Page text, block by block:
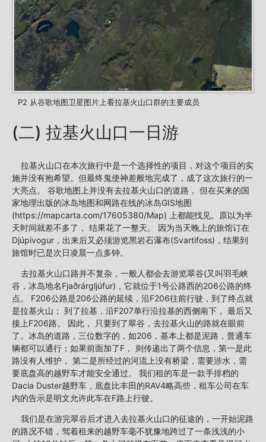
P2 从谷歌地图卫星图片上看拉基火山口群的主要成员
(二) 拉基火山口一日游
拉基火山口在本次旅行中是一个选择性的项目，对这个项目的实
施并没有抱希望。但最终鬼使神差般地完成了，成了这次旅行的一
大亮点。 谷歌地图上并没有去拉基火山口的道路， 但在买来的国
家地理出版的冰岛地图和网路在线的冰岛GIS地图
(https://mapcarta.com/17605380/Map) 上都能找见。原以为半
天时间就差不多了， 结果花了一整天。 因为当天晚上的旅馆订在
Djúpivogur，出来后又必须游览黑岩石瀑布(Svartifoss)，结果到
旅馆时已是次日凌晨一点多钟。
去拉基火山口路并不复杂，一般人都会去游览翠谷(又叫羽毛峡
谷，冰岛地名Fjaðrárgljúfur)，它就位于1号公路西的206公路的终
点。 F206公路是206公路的延续，沿F206往前行驶，到了终点就
是拉基火山； 到了拉基，沿F207单行沿拉基的西侧南下， 最后又
接上F206路。 因此， 只要到了翠谷，去拉基火山的路就在眼前
了。冰岛的道路，三位数字的，如206，基本上都是泥路，普通车
辆都可以通行；如果前面加了F， 则传递出了两个信息，第一是此
路没有人维护， 第二是所经过的河流上没有桥梁，需要涉水，需
要底盘高的越野车才能安全通过。 我们租的车是一款手排档的
Dacia Duster越野车，底盘比丰田的RAV4略高些，租车公司在车
内的告示是明文允许此车在F路上行驶。
我们是在游完翠谷后才进入去拉基火山口的征途的，一开始泥路
的路况不错，驾着租来的越野车毫不犹豫地跨过了一条浅浅的小